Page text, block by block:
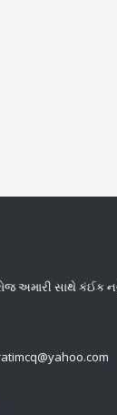
અમારી સાથે કંઈક